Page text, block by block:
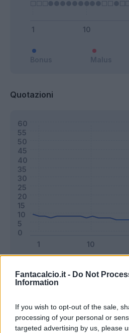
Fantacalcio.it - Do Not
Information
If you wish to opt-out of the sale,
processing of your personal or
targeted advertising by us, please
Quotazioni
Riepilogo stagione